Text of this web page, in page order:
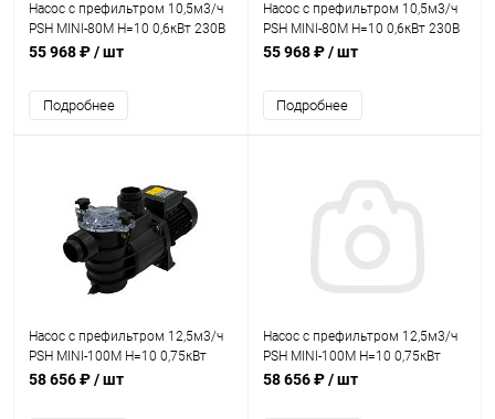
Насос с префильтром 10,5м3/ч
PSH MINI-80M Н=10 0,6кВт 230В
(морская вода) (1MIN0080M2V)
55 968 ₽/ шт
Подробнее
Насос с префильтром 10,5м3/ч
PSH MINI-80M Н=10 0,6кВт 230В
(морская вода) (1MIN2080M2V)
55 968 ₽/ шт
Подробнее
Насос с префильтром 12,5м3/ч
PSH MINI-100M Н=10 0,75кВт
230В (морская вода)
58 656 ₽/ шт
Насос с префильтром 12,5м3/ч
PSH MINI-100M Н=10 0,75кВт
230В (морская вода)
58 656 ₽/ шт